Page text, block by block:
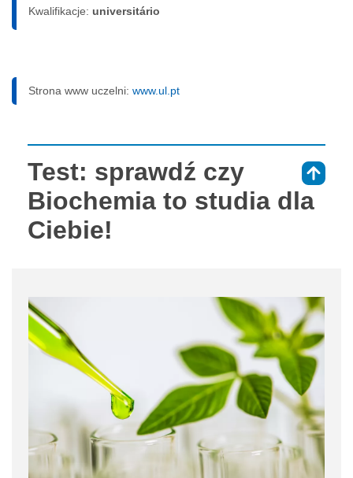
Kwalifikacje: universitário
Strona www uczelni: www.ul.pt
Test: sprawdź czy
Biochemia to studia dla
Ciebie!